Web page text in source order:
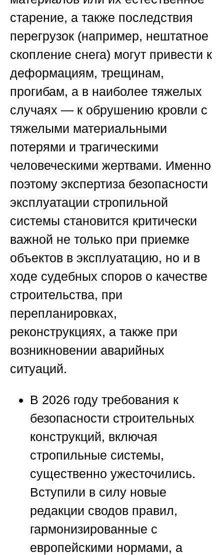
старение, а также последствия
перегрузок (например, нештатное
скопление снега) могут привести к
деформациям, трещинам,
прогибам, а в наиболее тяжелых
случаях — к обрушению кровли с
тяжелыми материальными
потерями и трагическими
человеческими жертвами. Именно
поэтому экспертиза безопасности
эксплуатации стропильной
системы становится критически
важной не только при приемке
объектов в эксплуатацию, но и в
ходе судебных споров о качестве
строительства, при
перепланировках,
реконструкциях, а также при
возникновении аварийных
ситуаций.
В 2026 году требования к
безопасности строительных
конструкций, включая
стропильные системы,
существенно ужесточились.
Вступили в силу новые
редакции сводов правил,
гармонизированные с
европейскими нормами, а